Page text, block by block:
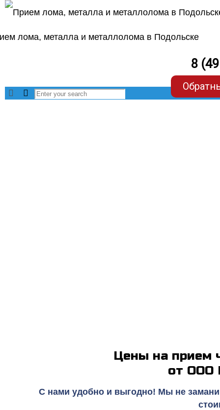
8
Цены на прием
от ООО
С нами удобно и выгодно! Мы не